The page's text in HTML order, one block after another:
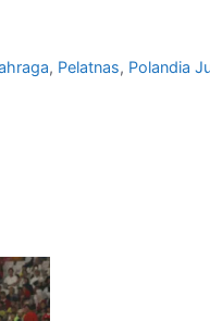
, Pelatnas, Polandia